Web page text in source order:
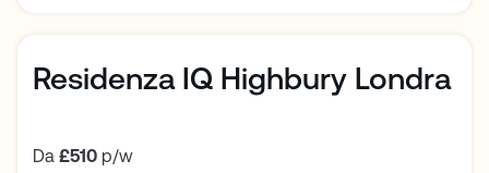
Residenza IQ Highbury Londra
Da £510 p/w